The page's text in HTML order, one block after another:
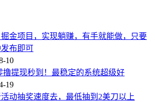
掘金项目，实现躺赚，有手就能做，只要
布即可
10
撸提现秒到！最稳定的系统超级好
19
动抽奖速度去，最低抽到2美刀以上